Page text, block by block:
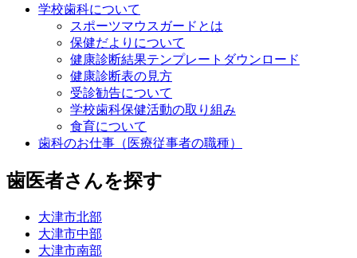
学校歯科について
スポーツマウスガードとは
保健だよりについて
健康診断結果テンプレートダウンロード
健康診断表の見方
受診勧告について
学校歯科保健活動の取り組み
食育について
歯科のお仕事（医療従事者の職種）
歯医者さんを探す
大津市北部
大津市中部
大津市南部